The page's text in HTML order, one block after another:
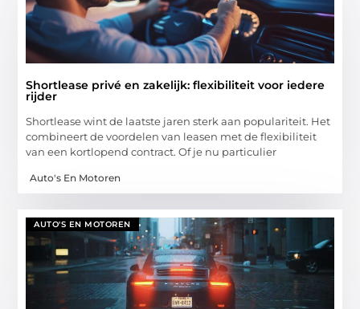
Shortlease privé en zakelijk: flexibiliteit voor iedere
rijder
Shortlease wint de laatste jaren sterk aan populariteit. Het
combineert de voordelen van leasen met de flexibiliteit
van een kortlopend contract. Of je nu particulier
Auto's En Motoren
AUTO'S EN MOTOREN